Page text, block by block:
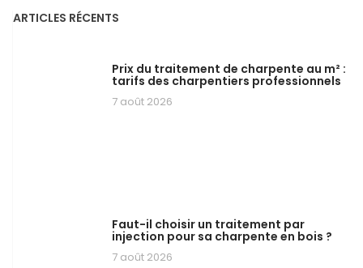
ARTICLES RÉCENTS
Prix du traitement de charpente au m² :
tarifs des charpentiers professionnels
7 août 2026
Faut-il choisir un traitement par
injection pour sa charpente en bois ?
7 août 2026